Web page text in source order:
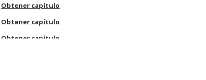
Obtener capítulo
Obtener capítulo
Obtener capítulo